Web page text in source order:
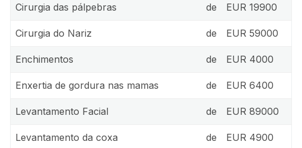
Cirurgia das pálpebras de EUR 19900
Cirurgia do Nariz de EUR 59000
Enchimentos de EUR 4000
Enxertia de gordura nas mamas de EUR 6400
Levantamento Facial de EUR 89000
Levantamento da coxa de EUR 4900